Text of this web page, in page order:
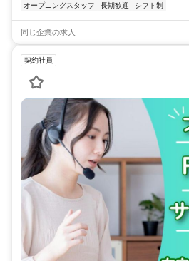
オープニングスタッフ
長期歓迎 シフト制
同じ企業の求人
契約社員